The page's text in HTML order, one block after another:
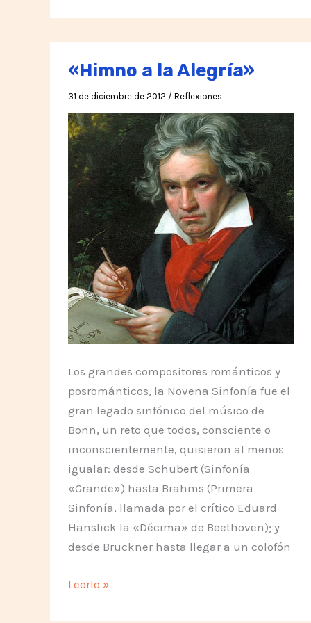
«Himno a la Alegría»
31 de diciembre de 2012 / Reflexiones
Los grandes compositores románticos y
posrománticos, la Novena Sinfonía fue el
gran legado sinfónico del músico de
Bonn, un reto que todos, consciente o
inconscientemente, quisieron al menos
igualar: desde Schubert (Sinfonía
«Grande») hasta Brahms (Primera
Sinfonía, llamada por el crítico Eduard
Hanslick la «Décima» de Beethoven); y
desde Bruckner hasta llegar a un colofón
«Himno
Leerlo »